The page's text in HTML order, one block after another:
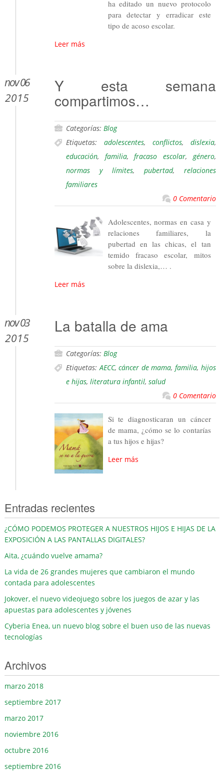
ha editado un nuevo protocolo
para detectar y erradicar este
tipo de acoso escolar.
Leer más
nov 06
2015
Y esta semana
compartimos…
Categorías: Blog
Etiquetas: adolescentes, conflictos, dislexia,
educación, familia,fracaso escolar,género,
normas y límites, pubertad, relaciones
familiares
0 Comentario
Adolescentes, normas en casa y
relaciones familiares, la
pubertad en las chicas, el tan
temido fracaso escolar, mitos
sobre la dislexia,… .
Leer más
nov 03
2015
La batalla de ama
Categorías: Blog
Etiquetas:AECC,cáncer de mama, familia, hijos
e hijas, literatura infantil, salud
0 Comentario
Si te diagnosticaran un cáncer
de mama, ¿cómo se lo contarías
a tus hijos e hijas?
Leer más
Entradas recientes
¿CÓMO PODEMOS PROTEGER A NUESTROS HIJOS E HIJAS DE LA
EXPOSICIÓN A LAS PANTALLAS DIGITALES?
Aita, ¿cuándo vuelve amama?
La vida de 26 grandes mujeres que cambiaron el mundo
contada para adolescentes
Jokover, el nuevo videojuego sobre los juegos de azar y las
apuestas para adolescentes y jóvenes
Cyberia Enea, un nuevo blog sobre el buen uso de las nuevas
tecnologías
Archivos
marzo 2018
septiembre 2017
marzo 2017
noviembre 2016
octubre 2016
septiembre 2016